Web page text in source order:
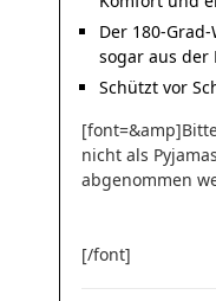
Der 180-
sogar aus der
Schützt vor
nicht als
abgenommen
[/font]